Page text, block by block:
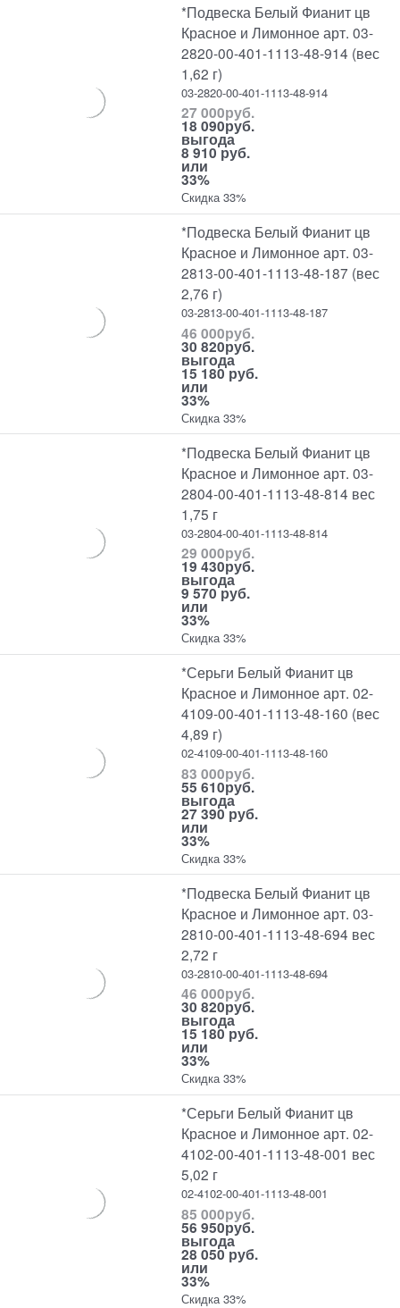
*Подвеска Белый Фианит цв
Красное и Лимонное арт. 03-
2820-00-401-1113-48-914 (вес
1,62 г)
03-2820-00-401-1113-48-914
27 000руб.
18 090руб.
выгода
8 910 руб.
или
33%
Скидка 33%
*Подвеска Белый Фианит цв
Красное и Лимонное арт. 03-
2813-00-401-1113-48-187 (вес
2,76 г)
03-2813-00-401-1113-48-187
46 000руб.
30 820руб.
выгода
15 180 руб.
или
33%
Скидка 33%
*Подвеска Белый Фианит цв
Красное и Лимонное арт. 03-
2804-00-401-1113-48-814 вес
1,75 г
03-2804-00-401-1113-48-814
29 000руб.
19 430руб.
выгода
9 570 руб.
или
33%
Скидка 33%
*Серьги Белый Фианит цв
Красное и Лимонное арт. 02-
4109-00-401-1113-48-160 (вес
4,89 г)
02-4109-00-401-1113-48-160
83 000руб.
55 610руб.
выгода
27 390 руб.
или
33%
Скидка 33%
*Подвеска Белый Фианит цв
Красное и Лимонное арт. 03-
2810-00-401-1113-48-694 вес
2,72 г
03-2810-00-401-1113-48-694
46 000руб.
30 820руб.
выгода
15 180 руб.
или
33%
Скидка 33%
*Серьги Белый Фианит цв
Красное и Лимонное арт. 02-
4102-00-401-1113-48-001 вес
5,02 г
02-4102-00-401-1113-48-001
85 000руб.
56 950руб.
выгода
28 050 руб.
или
33%
Скидка 33%